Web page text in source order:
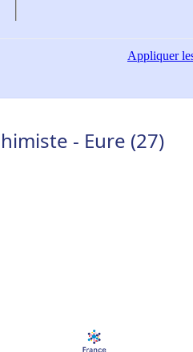
Appliquer
- Eure (27)